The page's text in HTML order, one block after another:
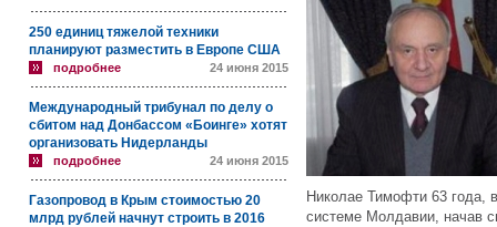
250 единиц тяжелой техники
планируют разместить в Европе США
подробнее 24 июня 2015
Международный трибунал по делу о
сбитом над Донбассом «Боинге» хотят
организовать Нидерланды
подробнее 24 июня 2015
Газопровод в Крым стоимостью 20
млрд рублей начнут строить в 2016
Николае Тимофти 63 года,
системе Молдавии, начав